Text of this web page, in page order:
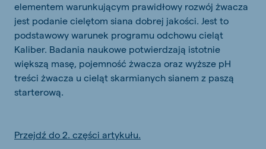
elementem warunkującym prawidłowy rozwój żwacza
jest podanie cielętom siana dobrej jakości. Jest to
podstawowy warunek programu odchowu cieląt
Kaliber. Badania naukowe potwierdzają istotnie
większą masę, pojemność żwacza oraz wyższe pH
treści żwacza u cieląt skarmianych sianem z paszą
starterową.
Przejdź do 2. części artykułu.